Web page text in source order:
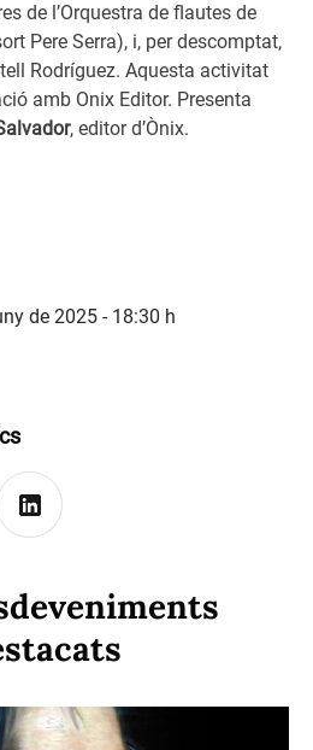
de l’Orquestra de flautes de
Pere Serra), i, per descomptat,
Rodríguez. Aquesta activitat
amb Onix Editor. Presenta
, editor d’Ònix.
de 2025 - 18:30 h